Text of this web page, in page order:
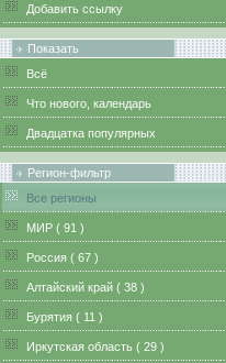
Добавить ссылку
Показать
Всё
Что нового, календарь
Двадцатка популярных
Регион-фильтр
Все регионы
MИР ( 91 )
Pоссия ( 67 )
Алтайский край ( 38 )
Бурятия ( 11 )
Иркутская область ( 29 )